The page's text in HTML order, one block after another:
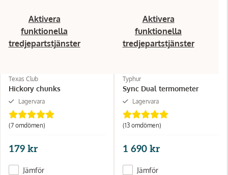
Aktivera
funktionella
tredjepartstjänster
Texas Club
Hickory chunks
Lagervara
(7 omdömen)
179 kr
Jämför
Aktivera
funktionella
tredjepartstjänster
Typhur
Sync Dual termometer
Lagervara
(13 omdömen)
1 690 kr
Jämför